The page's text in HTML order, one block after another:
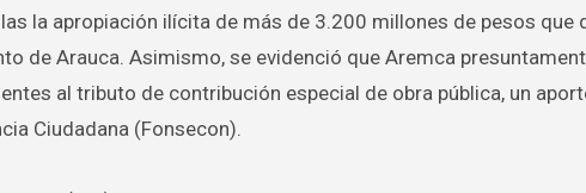
la apropiación ilícita de más de 3.200 millones de pesos que
de Arauca. Asimismo, se evidenció que Aremca
al tributo de contribución especial de obra pública, un
Ciudadana (Fonsecon).